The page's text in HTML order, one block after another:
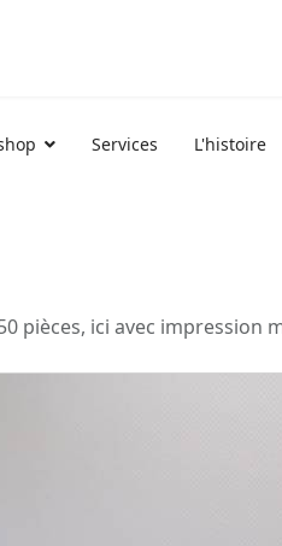
Services L'histoire
pièces, ici avec impression